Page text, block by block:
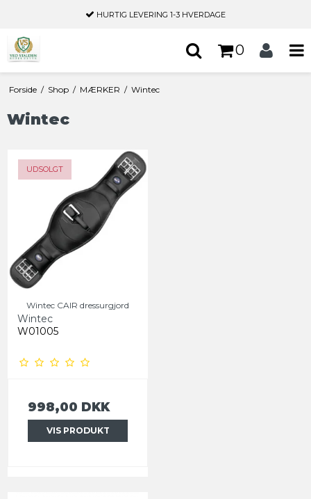
HURTIG LEVERING 1-3 HVERDAGE
0
Forside / Shop / MÆRKER / Wintec
Wintec
UDSOLGT
Wintec CAIR dressurgjord
Wintec
W01005
998,00 DKK
VIS PRODUKT